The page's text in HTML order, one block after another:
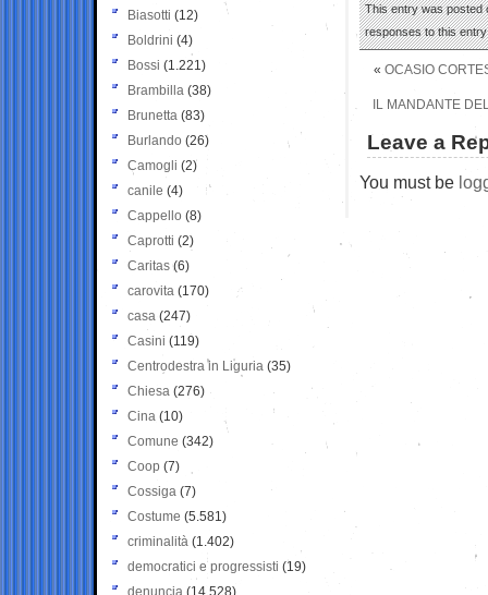
This entry was posted
responses to this
« OCASIO
IL MANDANTE
Leave a
You must be
Biasotti (12)
Boldrini (4)
Bossi (1.221)
Brambilla (38)
Brunetta (83)
Burlando (26)
Camogli (2)
canile (4)
Cappello (8)
Caprotti (2)
Caritas (6)
carovita (170)
casa (247)
Casini (119)
Centrodestra in Liguria (35)
Chiesa (276)
Cina (10)
Comune (342)
Coop (7)
Cossiga (7)
Costume (5.581)
criminalità (1.402)
democratici e progressisti (19)
denuncia (14.528)